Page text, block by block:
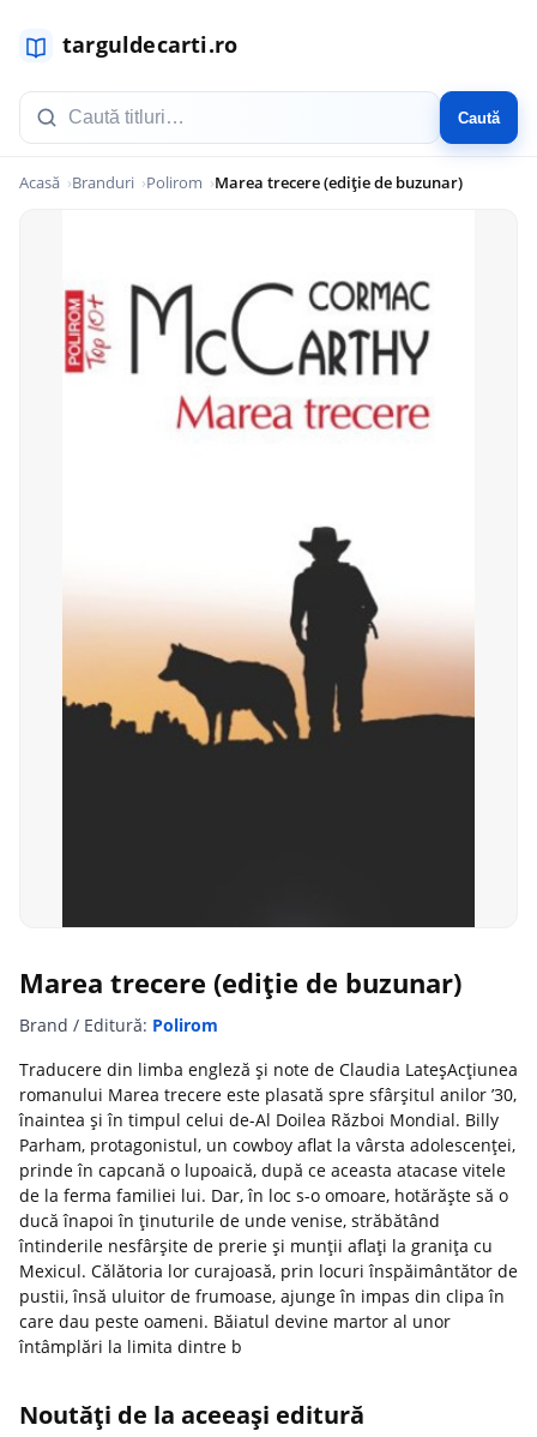
Caută
Acasă Branduri Polirom Marea trecere (ediție de buzunar)
Marea trecere (ediție de buzunar)
Brand / Editură: Polirom
Traducere din limba engleză și note de Claudia LateșAcţiunea
romanului Marea trecere este plasată spre sfârşitul anilor ’30,
înaintea şi în timpul celui de-Al Doilea Război Mondial. Billy
Parham, protagonistul, un cowboy aflat la vârsta adolescenţei,
prinde în capcană o lupoaică, după ce aceasta atacase vitele
de la ferma familiei lui. Dar, în loc s-o omoare, hotărăşte să o
ducă înapoi în ţinuturile de unde venise, străbătând
întinderile nesfârşite de prerie şi munţii aflaţi la graniţa cu
Mexicul. Călătoria lor curajoasă, prin locuri înspăimântător de
pustii, însă uluitor de frumoase, ajunge în impas din clipa în
care dau peste oameni. Băiatul devine martor al unor
întâmplări la limita dintre b
Noutăți de la aceeași editură